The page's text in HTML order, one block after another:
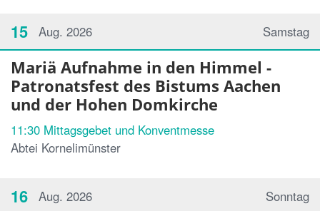
Samstag
15 Aug. 2026
Mariä Aufnahme in den Himmel -
Patronatsfest des Bistums Aachen
und der Hohen Domkirche
11:30 Mittagsgebet und Konventmesse
Abtei Kornelimünster
Sonntag
16 Aug. 2026